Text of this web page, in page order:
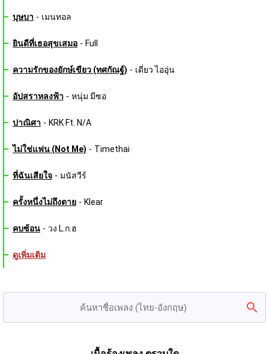
บุษบา - เมนทอล
ยินดีที่เธอสุขเสมอ - Full
ความรักของยักษ์เขียว (ทศกัณฐ์) - เดี่ยว ไออุ่น
อัปสราหลงฟ้า - หนุ่ม มีซอ
ปาณิศา - KRK Ft. N/A
ไม่ใช่แฟน (Not Me) - Timethai
ที่ฉันเสียใจ - มนัสวีร์
ครั้งหนึ่งไม่ถึงตาย - Klear
คบซ้อน - วง L.ก.ฮ
ดูเพิ่มเติม